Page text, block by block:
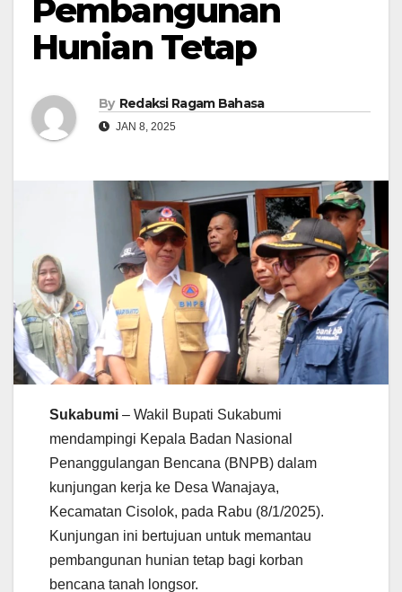
Pembangunan
Hunian Tetap
By Redaksi Ragam Bahasa
JAN 8, 2025
Sukabumi – Wakil Bupati Sukabumi
mendampingi Kepala Badan Nasional
Penanggulangan Bencana (BNPB) dalam
kunjungan kerja ke Desa Wanajaya,
Kecamatan Cisolok, pada Rabu (8/1/2025).
Kunjungan ini bertujuan untuk memantau
pembangunan hunian tetap bagi korban
bencana tanah longsor.